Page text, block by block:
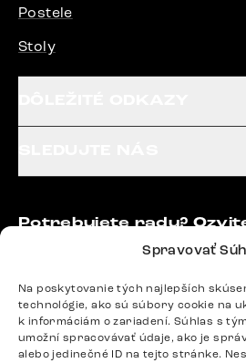
Spravovať
Na poskytovanie tých najlepších
technológie, ako sú súbory cookie na
k informáciám o zariadení. Súhlas s
umožní spracovávať údaje, ako je
alebo jedinečné ID na tejto stránke.
Postele
Stoly
Potrebujete radu?
podpora@delife-shop.sk
Odpovedáme do 24 hodín.